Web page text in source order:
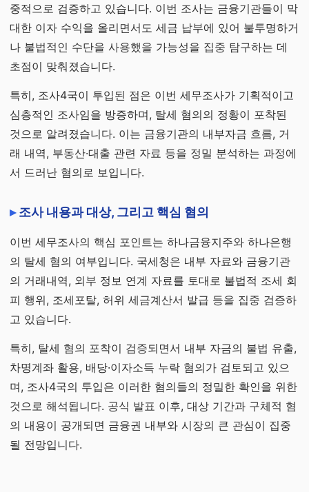
중적으로 검증하고 있습니다. 이번 조사는 금융기관들이 막
대한 이자 수익을 올리면서도 세금 납부에 있어 불투명하거
나 불법적인 수단을 사용했을 가능성을 집중 탐구하는 데
초점이 맞춰졌습니다.
특히, 조사4국이 투입된 점은 이번 세무조사가 기획적이고
심층적인 조사임을 방증하며, 탈세 혐의의 정황이 포착된
것으로 알려졌습니다. 이는 금융기관의 내부자금 흐름, 거
래 내역, 부동산·대출 관련 자료 등을 정밀 분석하는 과정에
서 드러난 혐의로 보입니다.
조사 내용과 대상, 그리고 핵심 혐의
이번 세무조사의 핵심 포인트는 하나금융지주와 하나은행
의 탈세 혐의 여부입니다. 국세청은 내부 자료와 금융기관
의 거래내역, 외부 정보 연계 자료를 토대로 불법적 조세 회
피 행위, 조세포탈, 허위 세금계산서 발급 등을 집중 검증하
고 있습니다.
특히, 탈세 혐의 포착이 검증되면서 내부 자금의 불법 유출,
차명계좌 활용, 배당·이자소득 누락 혐의가 검토되고 있으
며, 조사4국의 투입은 이러한 혐의들의 정밀한 확인을 위한
것으로 해석됩니다. 공식 발표 이후, 대상 기간과 구체적 혐
의 내용이 공개되면 금융권 내부와 시장의 큰 관심이 집중
될 전망입니다.